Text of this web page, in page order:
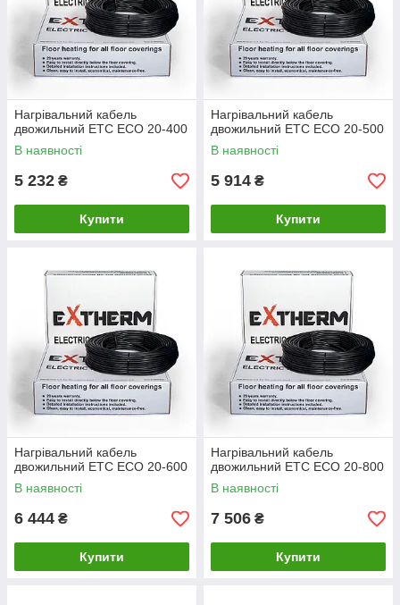
Нагрівальний кабель
двожильний ETС ECO 20-400
В наявності
5 232 ₴
Купити
Нагрівальний кабель
двожильний ETС ECO 20-500
В наявності
5 914 ₴
Купити
Нагрівальний кабель
двожильний ETС ECO 20-600
В наявності
6 444 ₴
Купити
Нагрівальний кабель
двожильний ETС ECO 20-800
В наявності
7 506 ₴
Купити